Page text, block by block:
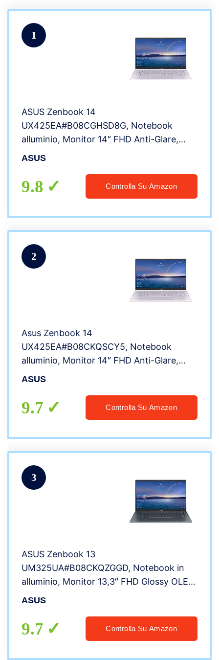
1
ASUS Zenbook 14
UX425EA#B08CGHSD8G, Notebook
alluminio, Monitor 14″ FHD Anti-Glare,
Intel Core 11ma generazione i7-1165G7,
Iris Xe, Windows 10 Home, Lilac Mist
ASUS
9.8 Controlla Su Amazon
2
Asus Zenbook 14
UX425EA#B08CKQSCY5, Notebook
alluminio, Monitor 14″ FHD Anti-Glare,
Intel Core 11ma Generazione i5-1135G7,
Iris Xe, Windows 10 Home, Lilac Mist
ASUS
9.7 Controlla Su Amazon
3
ASUS Zenbook 13
UM325UA#B08CKQZGGD, Notebook in
alluminio, Monitor 13,3″ FHD Glossy OLED,
AMD Ryzen 5 5500U, RAM 8GB, 512GB
ASUS
9.7 Controlla Su Amazon